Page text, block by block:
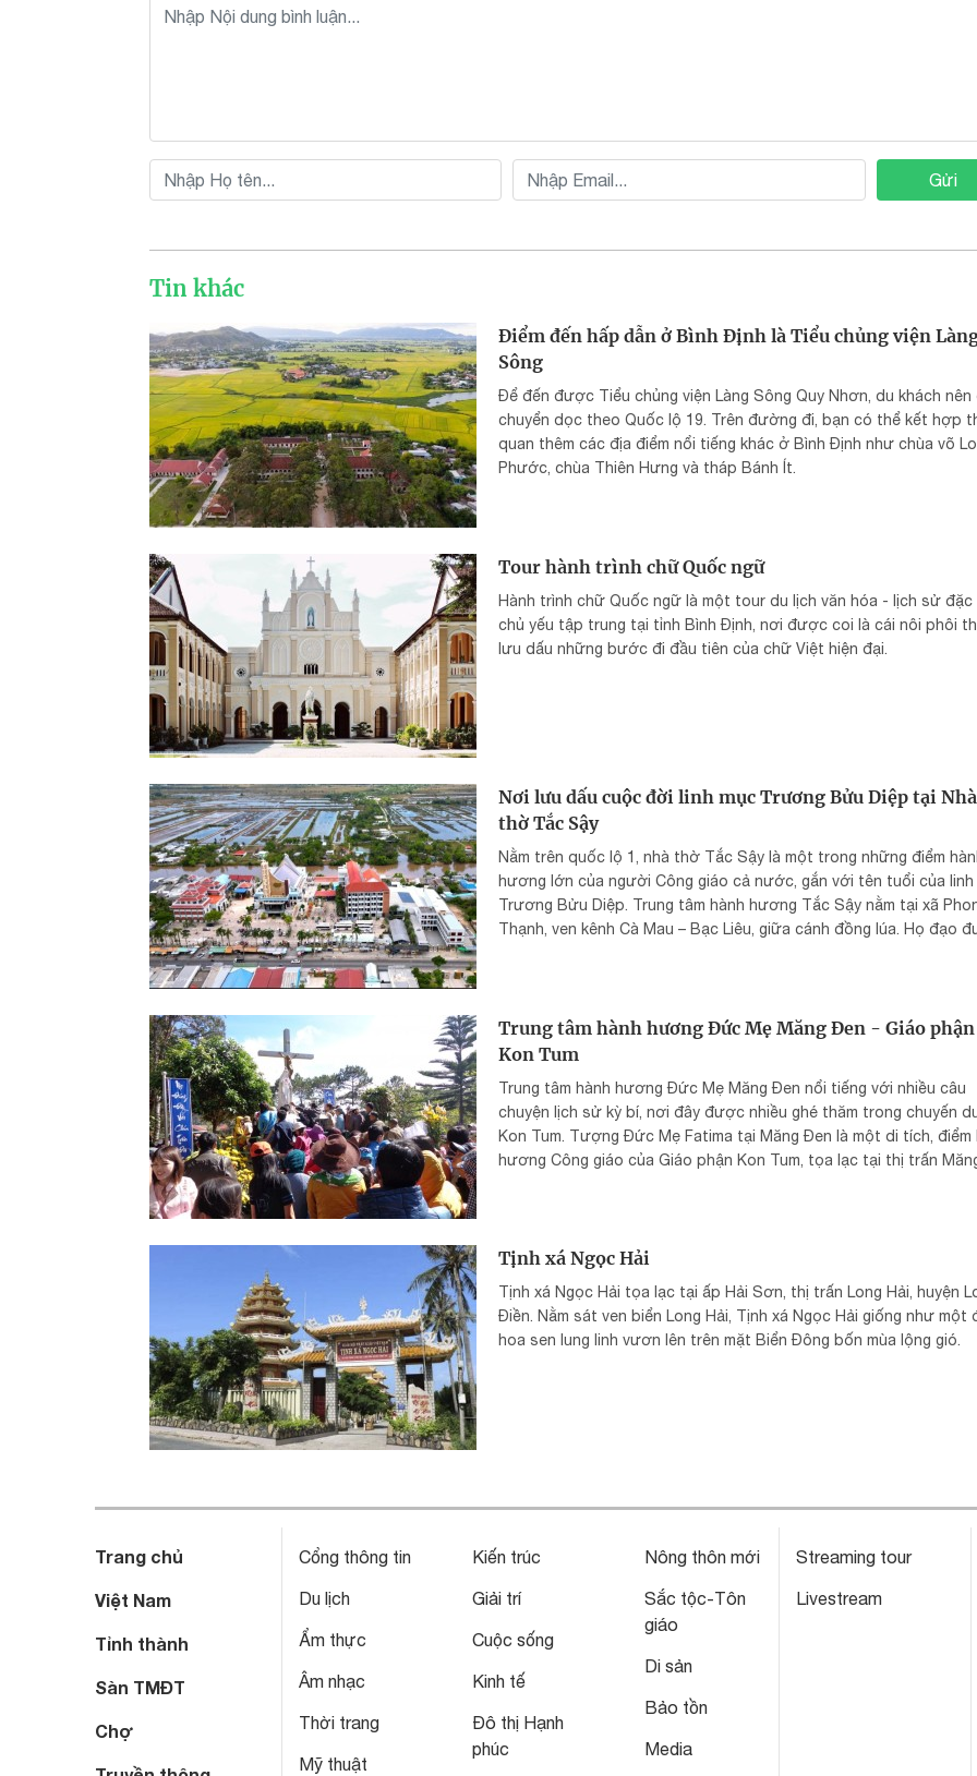
Gửi
Tin khác
Điểm đến hấp dẫn ở Bình Định là Tiểu chủng viện
Sông
Để đến được Tiểu chủng viện Làng Sông Quy Nhơn, du khách nên
chuyển dọc theo Quốc lộ 19. Trên đường đi, bạn có thể kết hợp
quan thêm các địa điểm nổi tiếng khác ở Bình Định như chùa võ
Phước, chùa Thiên Hưng và tháp Bánh Ít.
Tour hành trình chữ Quốc ngữ
Hành trình chữ Quốc ngữ là một tour du lịch văn hóa - lịch sử đặc
chủ yếu tập trung tại tỉnh Bình Định, nơi được coi là cái nôi phôi
lưu dấu những bước đi đầu tiên của chữ Việt hiện đại.
Nơi lưu dấu cuộc đời linh mục Trương Bửu Diệp tại Nhà
thờ Tắc Sậy
Nằm trên quốc lộ 1, nhà thờ Tắc Sậy là một trong những điểm
hương lớn của người Công giáo cả nước, gắn với tên tuổi của linh
Trương Bửu Diệp. Trung tâm hành hương Tắc Sậy nằm tại xã
Thạnh, ven kênh Cà Mau – Bạc Liêu, giữa cánh đồng lúa. Họ đạo
Trung tâm hành hương Đức Mẹ Măng Đen - Giáo phận
Kon Tum
Trung tâm hành hương Đức Mẹ Măng Đen nổi tiếng với nhiều câu
chuyện lịch sử kỳ bí, nơi đây được nhiều ghé thăm trong chuyến
Kon Tum. Tượng Đức Mẹ Fatima tại Măng Đen là một di tích, điểm
hương Công giáo của Giáo phận Kon Tum, tọa lạc tại thị trấn
Tịnh xá Ngọc Hải
Tịnh xá Ngọc Hải tọa lạc tại ấp Hải Sơn, thị trấn Long Hải, huyện
Điền. Nằm sát ven biển Long Hải, Tịnh xá Ngọc Hải giống như một
hoa sen lung linh vươn lên trên mặt Biển Đông bốn mùa lộng gió.
Trang chủ
Việt Nam
Tỉnh thành
Sàn TMĐT
Chợ
Cổng thông tin
Du lịch
Ẩm thực
Âm nhạc
Thời trang
Mỹ thuật
Kiến trúc
Giải trí
Cuộc sống
Kinh tế
Đô thị Hạnh
phúc
Nông thôn mới
Sắc tộc-Tôn
giáo
Di sản
Bảo tồn
Media
Streaming tour
Livestream